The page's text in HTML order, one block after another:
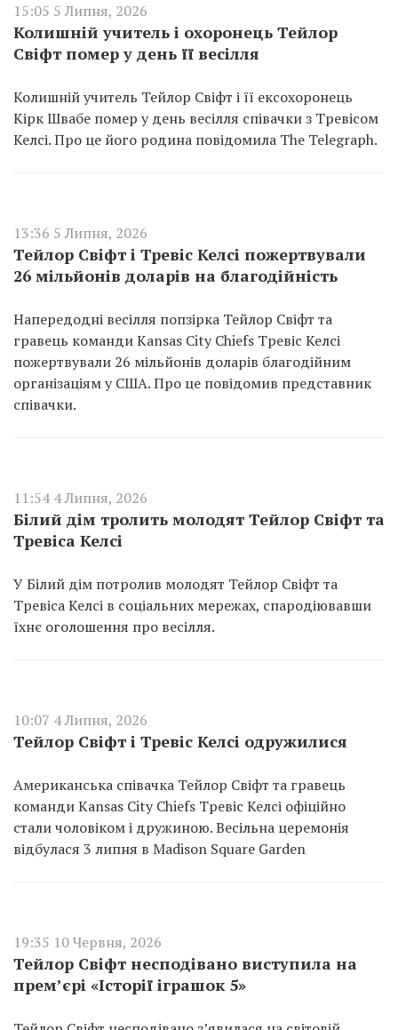
15:05 5 Липня, 2026
Колишній учитель і охоронець Тейлор
Свіфт помер у день її весілля
Колишній учитель Тейлор Свіфт і її ексохоронець
Кірк Швабе помер у день весілля співачки з Тревісом
Келсі. Про це його родина повідомила The Telegraph.
13:36 5 Липня, 2026
Тейлор Свіфт і Тревіс Келсі пожертвували
26 мільйонів доларів на благодійність
Напередодні весілля попзірка Тейлор Свіфт та
гравець команди Kansas City Chiefs Тревіс Келсі
пожертвували 26 мільйонів доларів благодійним
організаціям у США. Про це повідомив представник
співачки.
11:54 4 Липня, 2026
Білий дім тролить молодят Тейлор Свіфт та
Тревіса Келсі
У Білий дім потролив молодят Тейлор Свіфт та
Тревіса Келсі в соціальних мережах, спародіювавши
їхнє оголошення про весілля.
10:07 4 Липня, 2026
Тейлор Свіфт і Тревіс Келсі одружилися
Американська співачка Тейлор Свіфт та гравець
команди Kansas City Chiefs Тревіс Келсі офіційно
стали чоловіком і дружиною. Весільна церемонія
відбулася 3 липня в Madison Square Garden
19:35 10 Червня, 2026
Тейлор Свіфт несподівано виступила на
прем’єрі «Історії іграшок 5»